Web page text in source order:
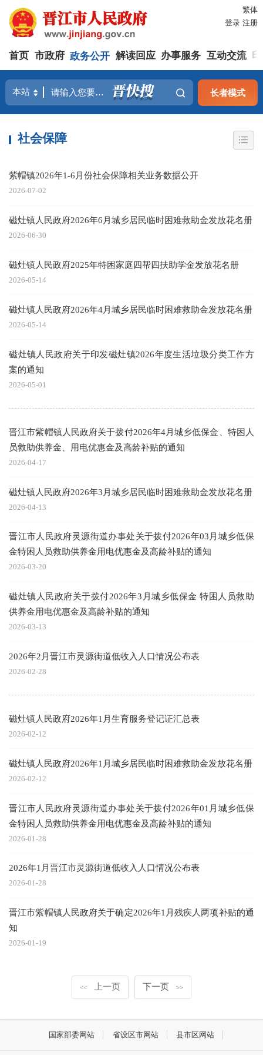
繁体
登录 注册
首页 市政府 政务公开 解读回应 办事服务 互动交流
长者模式
社会保障
紫帽镇2026年1-6月份社会保障相关业务数据公开
2026-07-02
磁灶镇人民政府2026年6月城乡居民临时困难救助金发放花名册
2026-06-30
磁灶镇人民政府2025年特困家庭四帮四扶助学金发放花名册
2026-05-14
磁灶镇人民政府2026年4月城乡居民临时困难救助金发放花名册
2026-05-14
磁灶镇人民政府关于印发磁灶镇2026年度生活垃圾分类工作方
案的通知
2026-05-01
晋江市紫帽镇人民政府关于拨付2026年4月城乡低保金、特困人
员救助供养金、用电优惠金及高龄补贴的通知
2026-04-17
磁灶镇人民政府2026年3月城乡居民临时困难救助金发放花名册
2026-04-13
晋江市人民政府灵源街道办事处关于拨付2026年03月城乡低保
金特困人员救助供养金用电优惠金及高龄补贴的通知
2026-03-20
磁灶镇人民政府关于拨付2026年3月城乡低保金 特困人员救助
供养金用电优惠金及高龄补贴的通知
2026-03-13
2026年2月晋江市灵源街道低收入人口情况公布表
2026-02-28
磁灶镇人民政府2026年1月生育服务登记证汇总表
2026-02-12
磁灶镇人民政府2026年1月城乡居民临时困难救助金发放花名册
2026-02-12
晋江市人民政府灵源街道办事处关于拨付2026年01月城乡低保
金特困人员救助供养金用电优惠金及高龄补贴的通知
2026-01-28
2026年1月晋江市灵源街道低收入人口情况公布表
2026-01-28
晋江市紫帽镇人民政府关于确定2026年1月残疾人两项补贴的通
知
2026-01-19
<< 上一页 下一页 >>
国家部委网站 省设区市网站 县市区网站